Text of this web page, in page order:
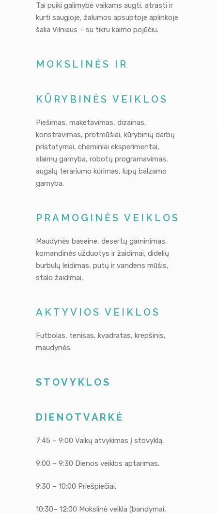
Tai puiki galimybė vaikams augti, atrasti ir
kurti saugioje, žalumos apsuptoje aplinkoje
šalia Vilniaus – su tikru kaimo pojūčiu.
MOKSLINĖS IR
KŪRYBINĖS VEIKLOS
Piešimas, maketavimas, dizainas,
konstravimas, protmūšiai, kūrybinių darbų
pristatymai, cheminiai eksperimentai,
slaimų gamyba, robotų programavimas,
augalų terariumo kūrimas, lūpų balzamo
gamyba.
PRAMOGINĖS VEIKLOS
Maudynės baseine, desertų gaminimas,
komandinės užduotys ir žaidimai, didelių
burbulų leidimas, putų ir vandens mūšis,
stalo žaidimai,
AKTYVIOS VEIKLOS
Futbolas, tenisas, kvadratas, krepšinis,
maudynės.
STOVYKLOS
DIENOTVARKĖ
7:45 – 9:00 Vaikų atvykimas į stovyklą.
9:00 – 9:30 Dienos veiklos aptarimas.
9:30 – 10:00 Priešpiečiai.
10:30– 12:00 Mokslinė veikla (bandymai,